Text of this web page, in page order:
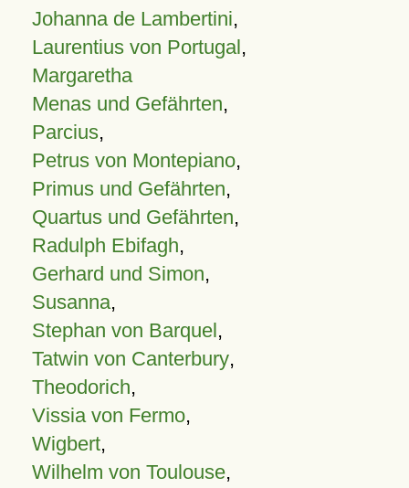
Johanna de Lambertini,
Laurentius von Portugal,
Margaretha
Menas und Gefährten,
Parcius,
Petrus von Montepiano,
Primus und Gefährten,
Quartus und Gefährten,
Radulph Ebifagh,
Gerhard und Simon,
Susanna,
Stephan von Barquel,
Tatwin von Canterbury,
Theodorich,
Vissia von Fermo,
Wigbert,
Wilhelm von Toulouse,